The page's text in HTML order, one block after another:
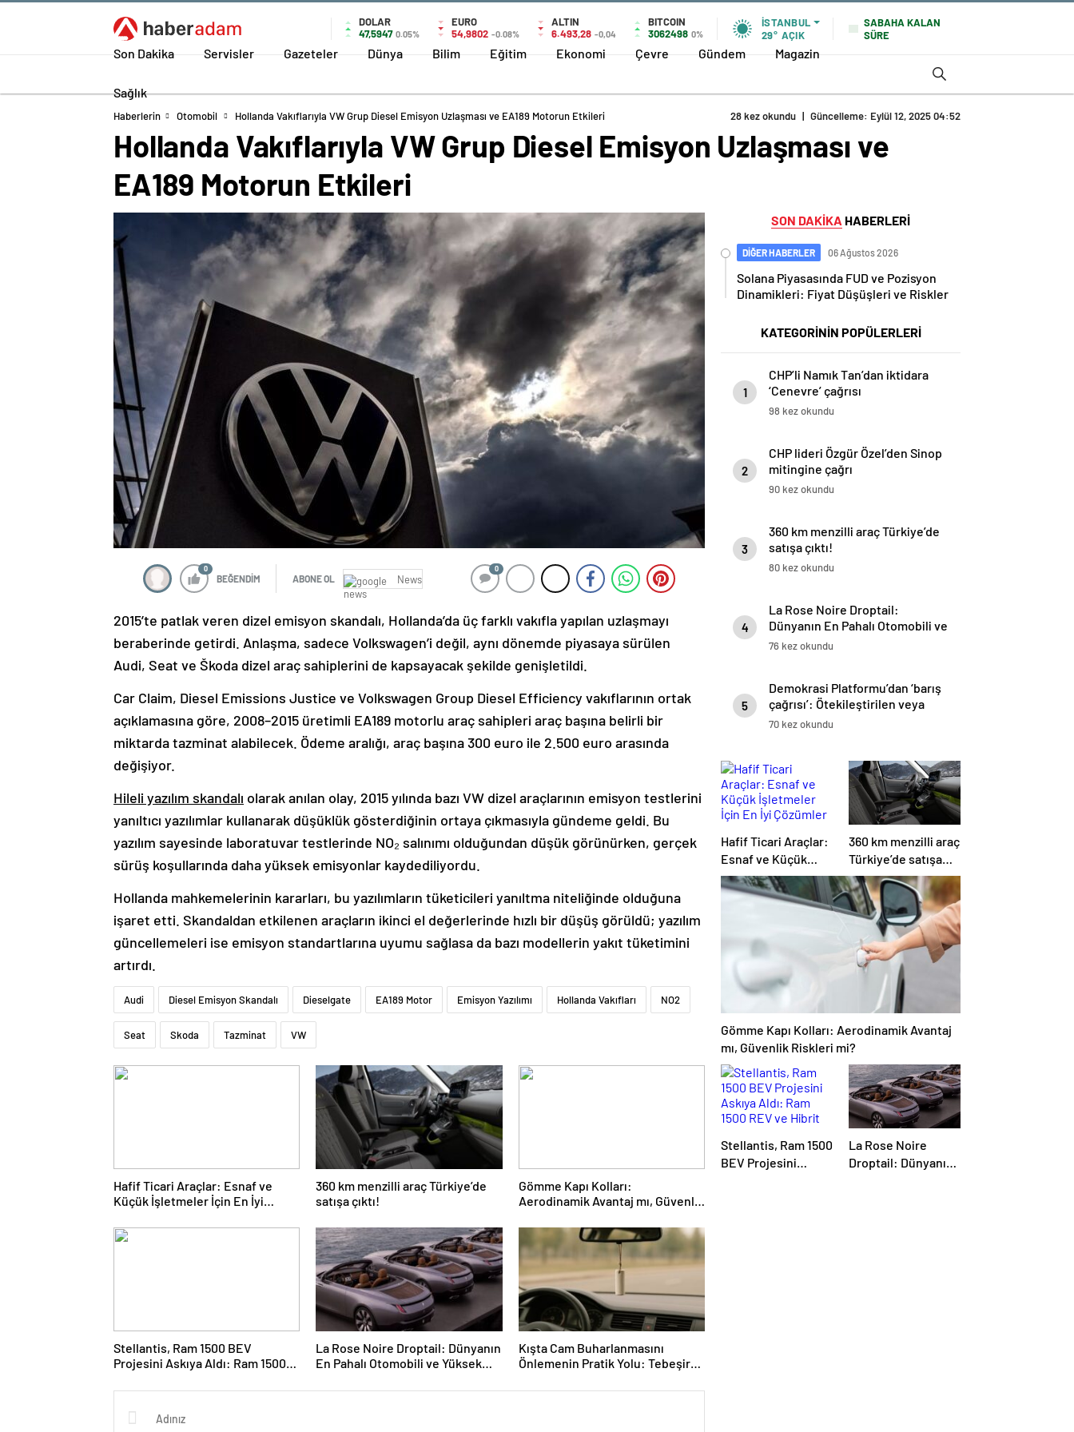
DOLAR
47,5947 0.05%
EURO
54,9802 -0.08%
ALTIN
6.493,28 -0,04
BITCOIN
3062498 0%
İSTANBUL
29° AÇIK
SABAHA KALAN
SÜRE
Son Dakika Servisler Gazeteler Dünya Bilim Eğitim Ekonomi Çevre Gündem Magazin
Sağlık
Haberlerin Otomobil Hollanda Vakıflarıyla VW Grup Diesel Emisyon Uzlaşması ve EA189 Motorun Etkileri 28 kez okundu | Güncelleme: Eylül 12, 2025 04:52
Hollanda Vakıflarıyla VW Grup Diesel Emisyon Uzlaşması ve
EA189 Motorun Etkileri
0
BEĞENDİM ABONE OL News
0
2015’te patlak veren dizel emisyon skandalı, Hollanda’da üç farklı vakıfla yapılan uzlaşmayı
beraberinde getirdi. Anlaşma, sadece Volkswagen’i değil, aynı dönemde piyasaya sürülen
Audi, Seat ve Škoda dizel araç sahiplerini de kapsayacak şekilde genişletildi.
Car Claim, Diesel Emissions Justice ve Volkswagen Group Diesel Efficiency vakıflarının ortak
açıklamasına göre, 2008–2015 üretimli EA189 motorlu araç sahipleri araç başına belirli bir
miktarda tazminat alabilecek. Ödeme aralığı, araç başına 300 euro ile 2.500 euro arasında
değişiyor.
Hileli yazılım skandalı olarak anılan olay, 2015 yılında bazı VW dizel araçlarının emisyon testlerini
yanıltıcı yazılımlar kullanarak düşüklük gösterdiğinin ortaya çıkmasıyla gündeme geldi. Bu
yazılım sayesinde laboratuvar testlerinde NO₂ salınımı olduğundan düşük görünürken, gerçek
sürüş koşullarında daha yüksek emisyonlar kaydediliyordu.
Hollanda mahkemelerinin kararları, bu yazılımların tüketicileri yanıltma niteliğinde olduğuna
işaret etti. Skandaldan etkilenen araçların ikinci el değerlerinde hızlı bir düşüş görüldü; yazılım
güncellemeleri ise emisyon standartlarına uyumu sağlasa da bazı modellerin yakıt tüketimini
artırdı.
Audi Diesel Emisyon Skandalı Dieselgate EA189 Motor Emisyon Yazılımı Hollanda Vakıfları NO2
Seat Skoda Tazminat VW
Hafif Ticari Araçlar: Esnaf ve
Küçük İşletmeler İçin En İyi
Modeller
360 km menzilli araç Türkiye’de
satışa çıktı!
Gömme Kapı Kolları:
Aerodinamik Avantaj mı, Güvenlik
Stellantis, Ram 1500 BEV
Projesini Askıya Aldı: Ram 1500
La Rose Noire Droptail: Dünyanın
En Pahalı Otomobili ve Yüksek
Anlar
Kışta Cam Buharlanmasını
Önlemenin Pratik Yolu: Tebeşir
SON DAKİKA HABERLERİ
DİĞER HABERLER 06 Ağustos 2026
Solana Piyasasında FUD ve Pozisyon
Dinamikleri: Fiyat Düşüşleri ve Riskler
KATEGORİNİN POPÜLERLERİ
1
CHP’li Namık Tan’dan iktidara
‘Cenevre’ çağrısı
98 kez okundu
2
CHP lideri Özgür Özel’den Sinop
mitingine çağrı
90 kez okundu
3
360 km menzilli araç Türkiye’de
satışa çıktı!
80 kez okundu
4
La Rose Noire Droptail:
Dünyanın En Pahalı Otomobili ve
Yüksek Müzayedelerinin Üst
76 kez okundu
5
Demokrasi Platformu’dan ‘barış
çağrısı’: Ötekileştirilen veya
kendisini öteki hisseden tüm
70 kez okundu
Hafif Ticari Araçlar:
Esnaf ve Küçük
İşletmeler İçin En
İyi Çözümler ve
Yüksek Kapasiteli
360 km menzilli araç
Türkiye’de satışa
çıktı!
Gömme Kapı Kolları: Aerodinamik Avantaj
mı, Güvenlik Riskleri mi?
Stellantis, Ram 1500
BEV Projesini
La Rose Noire
Droptail: Dünyanın